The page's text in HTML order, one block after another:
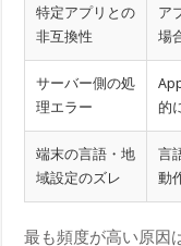
特定アプリとの
非互換性
ア
場
サーバー側の処
理エラー
的
端末の言語・地
域設定のズレ
言
動
最も頻度が高い原因